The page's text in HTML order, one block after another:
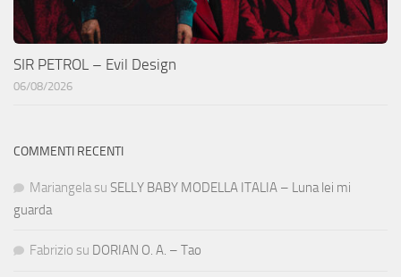
SIR PETROL – Evil Design
06/08/2026
COMMENTI RECENTI
Mariangela su SELLY BABY MODELLA ITALIA – Luna lei mi
guarda
Fabrizio su DORIAN O. A. – Tao